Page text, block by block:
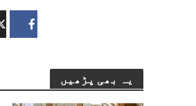
یہ بھی پڑھیں